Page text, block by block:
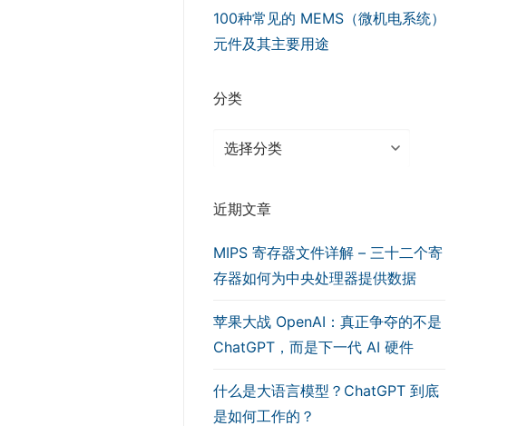
100种常见的 MEMS（微机电系统）
元件及其主要用途
分类
分
近期文章
MIPS 寄存器文件详解 – 三十二个寄
存器如何为中央处理器提供数据
苹果大战 OpenAI：真正争夺的不是
ChatGPT，而是下一代 AI 硬件
什么是大语言模型？ChatGPT 到底
是如何工作的？